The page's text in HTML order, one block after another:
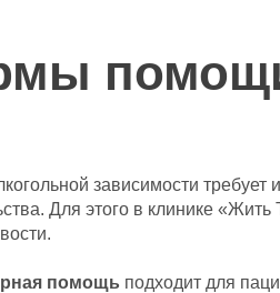
помощи
зависимости
Для этого в клинике
помощь подходит для